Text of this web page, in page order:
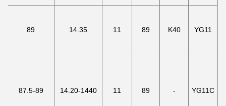
YG11
K40
89
11
14.35
89
YG11C
-
89
11
14.20-1440
87.5-89